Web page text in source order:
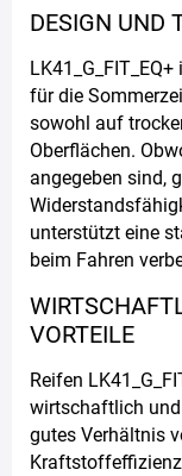
DESIGN UND
für die
sowohl auf
Oberflächen.
angegeben sind,
unterstützt eine
beim Fahren
VORTEILE
Reifen
wirtschaftlich
gutes Verhältnis